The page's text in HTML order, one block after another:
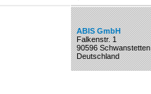
ABIS GmbH
Falkenstr. 1
90596 Schwanstetten
Deutschland